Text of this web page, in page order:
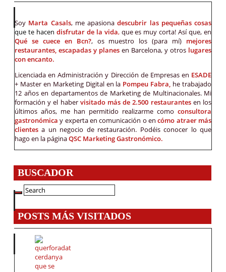
Soy Marta Casals, me apasionadescubrir las pequeñas cosas
que te hacen disfrutar de la vida,que es muy corta! Así que, en
Qué se cuece en Bcn?, os muestro los (para mí) mejores
restaurantes, escapadas y planes en Barcelona, y otros lugares
con encanto.
Licenciada en Administración y Dirección de Empresas en ESADE
+ Master en Marketing Digital en la Pompeu Fabra, he trabajado
12 años en departamentos de Marketing de Multinacionales. Mi
formación y el haber visitado más de 2.500 restaurantes en los
últimos años, me han permitido realizarme como consultora
gastronómicay experta en comunicación o encómo atraer más
clientes a un negocio de restauración. Podéis conocer lo que
hago en la páginaQSC Marketing Gastronómico.
BUSCADOR
POSTS MÁS VISITADOS